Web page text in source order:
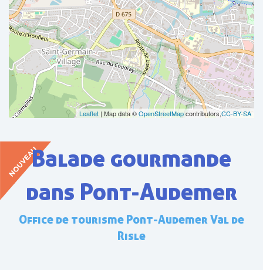
Leaflet | Map data ©OpenStreetMapcontributors,CC-BY-SA
Balade gourmande
dans Pont-Audemer
Office de tourisme Pont-Audemer Val de
Risle